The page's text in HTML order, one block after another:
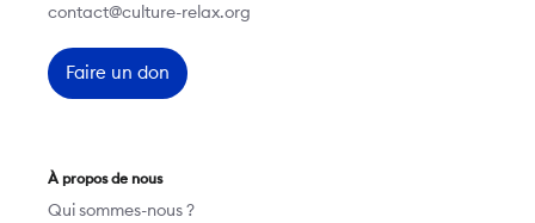
contact@culture-relax.org
Faire un don
À propos de nous
Qui sommes-nous ?